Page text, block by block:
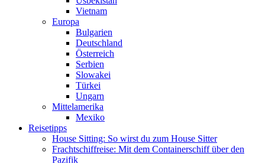
Vietnam
Europa
Bulgarien
Deutschland
Österreich
Serbien
Slowakei
Türkei
Ungarn
Mittelamerika
Mexiko
Reisetipps
House Sitting: So wirst du zum House Sitter
Frachtschiffreise: Mit dem Containerschiff über den
Pazifik